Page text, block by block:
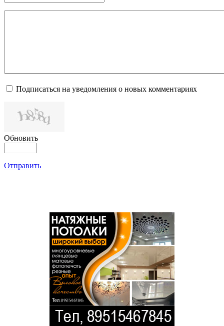
Подписаться на уведомления о новых комментариях
Обновить
Отправить